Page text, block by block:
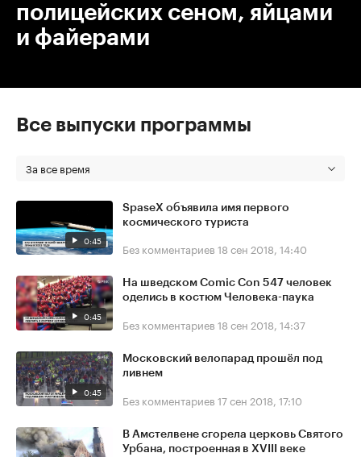
полицейских сеном, яйцами
и файерами
Все выпуски программы
За все время
0:45
SpaseX объявила имя первого
космического туриста
Без комментариев 18 сен 2018, 14:40
0:45
На шведском Comic Con 547 человек
оделись в костюм Человека-паука
Без комментариев 18 сен 2018, 14:37
0:45
Московский велопарад прошёл под
ливнем
Без комментариев 17 сен 2018, 17:10
В Амстелвене сгорела церковь Святого
Урбана, построенная в XVIII веке